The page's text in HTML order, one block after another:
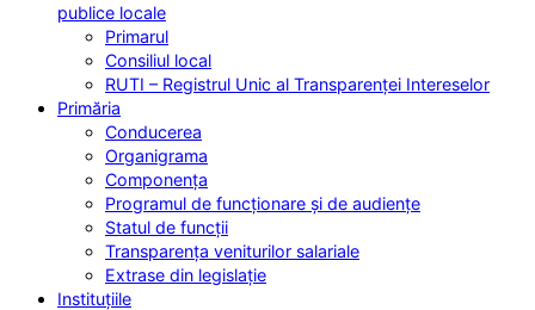
publice locale
Primarul
Consiliul local
RUTI – Registrul Unic al Transparenței Intereselor
Primăria
Conducerea
Organigrama
Componența
Programul de funcționare și de audiențe
Statul de funcții
Transparența veniturilor salariale
Extrase din legislație
Instituțiile